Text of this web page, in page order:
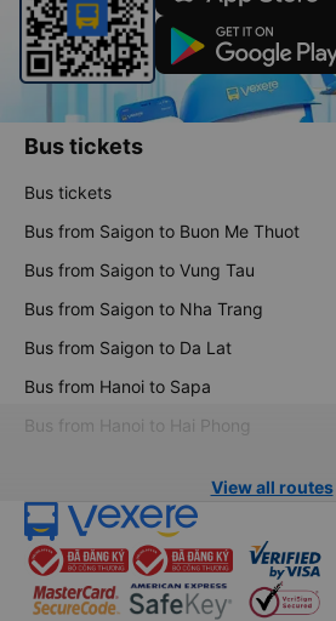
Bus tickets
Bus tickets
Bus from Saigon to Buon Me Thuot
Bus from Saigon to Vung Tau
Bus from Saigon to Nha Trang
Bus from Saigon to Da Lat
Bus from Hanoi to Sapa
Bus from Hanoi to Hai Phong
View all routes